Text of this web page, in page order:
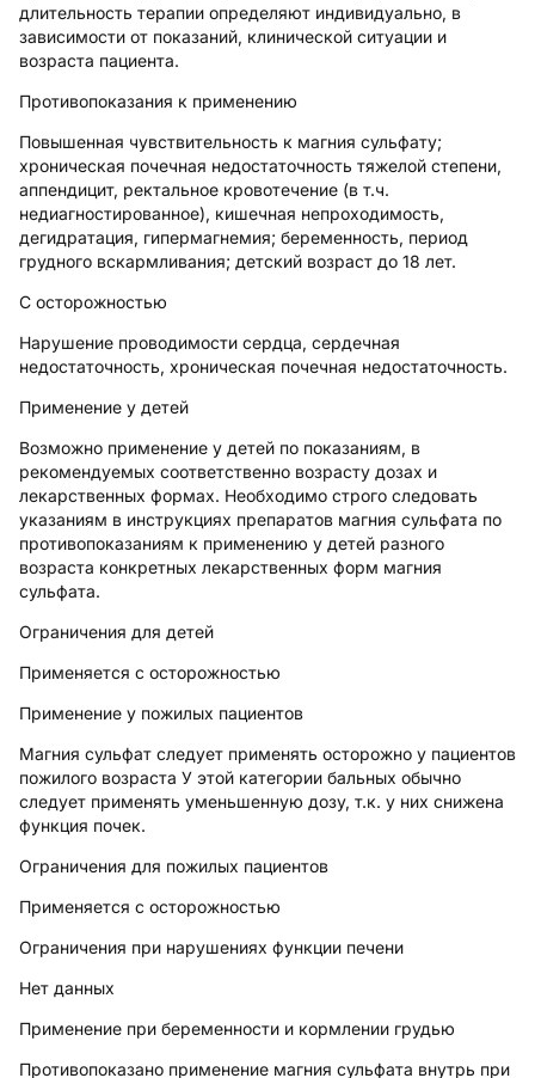
длительность терапии определяют индивидуально, в
зависимости от показаний, клинической ситуации и
возраста пациента.
Противопоказания к применению
Повышенная чувствительность к магния сульфату;
хроническая почечная недостаточность тяжелой степени,
аппендицит, ректальное кровотечение (в т.ч.
недиагностированное), кишечная непроходимость,
дегидратация, гипермагнемия; беременность, период
грудного вскармливания; детский возраст до 18 лет.
С осторожностью
Нарушение проводимости сердца, сердечная
недостаточность, хроническая почечная недостаточность.
Применение у детей
Возможно применение у детей по показаниям, в
рекомендуемых соответственно возрасту дозах и
лекарственных формах. Необходимо строго следовать
указаниям в инструкциях препаратов магния сульфата по
противопоказаниям к применению у детей разного
возраста конкретных лекарственных форм магния
сульфата.
Ограничения для детей
Применяется с осторожностью
Применение у пожилых пациентов
Магния сульфат следует применять осторожно у пациентов
пожилого возраста У этой категории бальных обычно
следует применять уменьшенную дозу, т.к. у них снижена
функция почек.
Ограничения для пожилых пациентов
Применяется с осторожностью
Ограничения при нарушениях функции печени
Нет данных
Применение при беременности и кормлении грудью
Противопоказано применение магния сульфата внутрь при